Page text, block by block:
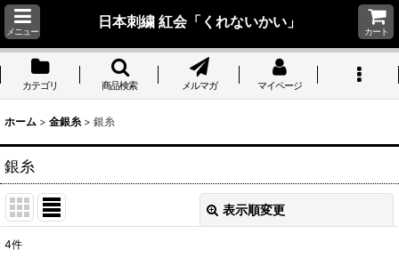
メニュー
日本刺繍 紅会「くれないかい」
カート
カテゴリ 商品検索 メルマガ マイページ
ホーム > 金銀糸 > 銀糸
銀糸
表示順変更
4件